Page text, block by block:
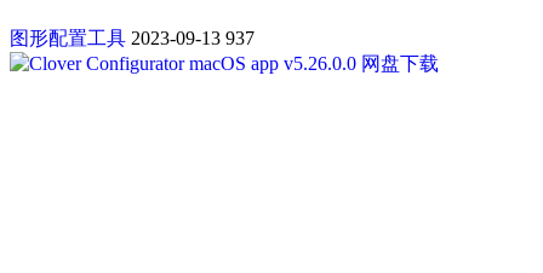
图形配置工具 2023-09-13 937